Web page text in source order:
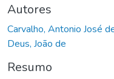
Autores
Carvalho, Antonio José
Deus, João de
Resumo